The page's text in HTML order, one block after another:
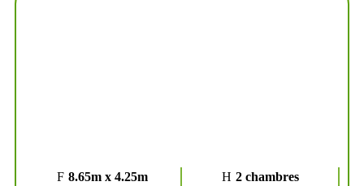
8.65m x 4.25m 2 chambres